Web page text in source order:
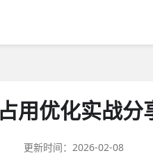
用优化实战分
更新时间：2026-02-08